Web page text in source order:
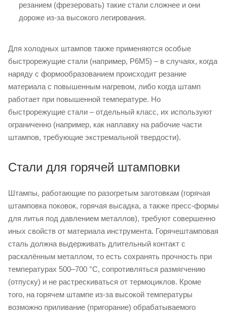
резанием (фрезеровать) такие стали сложнее и они
дороже из-за высокого легирования.
Для холодных штампов также применяются особые
быстрорежущие стали (например, Р6М5) – в случаях, когда
наряду с формообразованием происходит резание
материала с повышенным нагревом, либо когда штамп
работает при повышенной температуре. Но
быстрорежущие стали – отдельный класс, их используют
ограниченно (например, как наплавку на рабочие части
штампов, требующие экстремальной твердости).
Стали для горячей штамповки
Штампы, работающие по разогретым заготовкам (горячая
штамповка поковок, горячая высадка, а также пресс-формы
для литья под давлением металлов), требуют совершенно
иных свойств от материала инструмента. Горячештамповая
сталь должна выдерживать длительный контакт с
раскалённым металлом, то есть сохранять прочность при
температурах 500–700 °C, сопротивляться размягчению
(отпуску) и не растрескиваться от термоциклов. Кроме
того, на горячем штампе из-за высокой температуры
возможно приливание (пригорание) обрабатываемого